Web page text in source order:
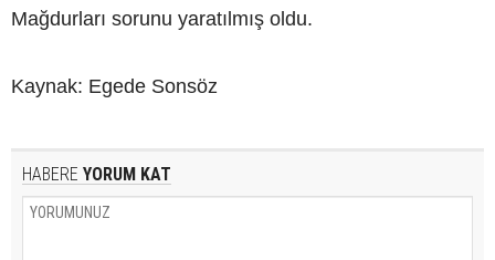
Mağdurları sorunu yaratılmış oldu.
Kaynak: Egede Sonsöz
HABERE YORUM KAT